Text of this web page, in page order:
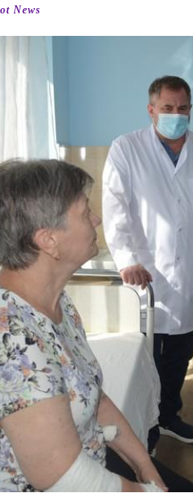
News